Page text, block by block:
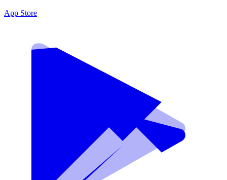
App Store